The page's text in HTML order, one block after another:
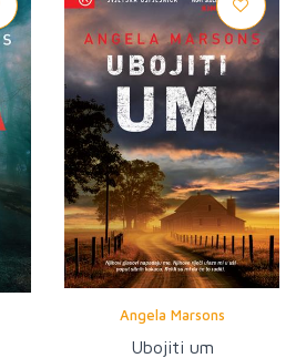
Angela Marsons
Ubojiti um